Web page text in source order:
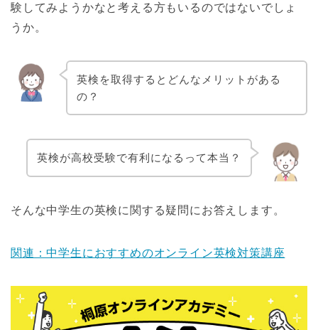
験してみようかなと考える方もいるのではないでしょ
うか。
英検を取得するとどんなメリットがある
の？
英検が高校受験で有利になるって本当？
そんな中学生の英検に関する疑問にお答えします。
関連：中学生におすすめのオンライン英検対策講座